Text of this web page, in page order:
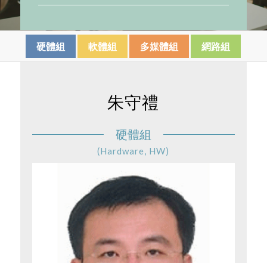
硬體組 軟體組 多媒體組 網路組
朱守禮
硬體組
(Hardware, HW)